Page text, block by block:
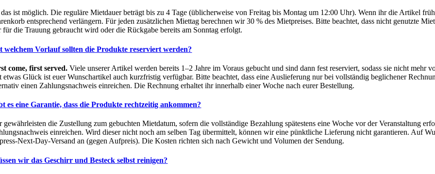
das ist möglich. Die reguläre Mietdauer beträgt bis zu 4 Tage (üblicherweise von Freitag bis Montag um 12:00 Uhr). Wenn ihr die Artikel
entsprechend verlängern. Für jeden zusätzlichen Miettag berechnen wir 30 % des Mietpreises. Bitte beachtet, dass nicht genutzte
für die Trauung gebraucht wird oder die Rückgabe bereits am Sonntag erfolgt.
welchem Vorlauf sollten die Produkte reserviert werden?
come, first served. Viele unserer Artikel werden bereits 1–2 Jahre im Voraus gebucht und sind dann fest reserviert, sodass sie nicht mehr
etwas Glück ist euer Wunschartikel auch kurzfristig verfügbar. Bitte beachtet, dass eine Auslieferung nur bei vollständig beglichener
einen Zahlungsnachweis einreichen. Die Rechnung erhaltet ihr innerhalb einer Woche nach eurer Bestellung.
es eine Garantie, dass die Produkte rechtzeitig ankommen?
gewährleisten die Zustellung zum gebuchten Mietdatum, sofern die vollständige Bezahlung spätestens eine Woche vor der Veranstaltung
einreichen. Wird dieser nicht noch am selben Tag übermittelt, können wir eine pünktliche Lieferung nicht garantieren. Auf
Next-Day-Versand an (gegen Aufpreis). Die Kosten richten sich nach Gewicht und Volumen der Sendung.
wir das Geschirr und Besteck selbst reinigen?